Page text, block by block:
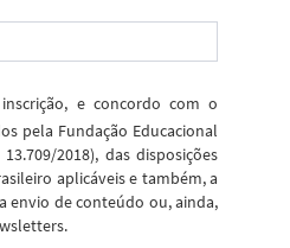
e concordo com o
pela Fundação Educacional
2018), das disposições
aplicáveis e também, a
envio de conteúdo ou, ainda,